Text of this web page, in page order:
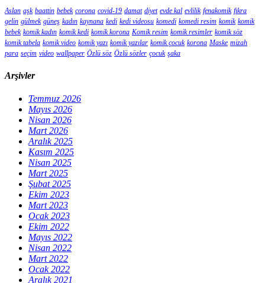
Aslan aşk baattin bebek corona covid-19 damat diyet evde kal evlilik fenakomik fıkra
gelin gülmek güneş kadın kaynana kedi kedi videosu komedi komedi resim komik komik
bebek komik kadın komik kedi komik korona Komik resim komik resimler komik söz
komik tabela komik video komik yazı komik yazılar komik çocuk korona Maske mizah
para seçim video wallpaper Özlü söz Özlü sözler çocuk şaka
Arşivler
Temmuz 2026
Mayıs 2026
Nisan 2026
Mart 2026
Aralık 2025
Kasım 2025
Nisan 2025
Mart 2025
Şubat 2025
Ekim 2023
Mart 2023
Ocak 2023
Ekim 2022
Mayıs 2022
Nisan 2022
Mart 2022
Ocak 2022
Aralık 2021